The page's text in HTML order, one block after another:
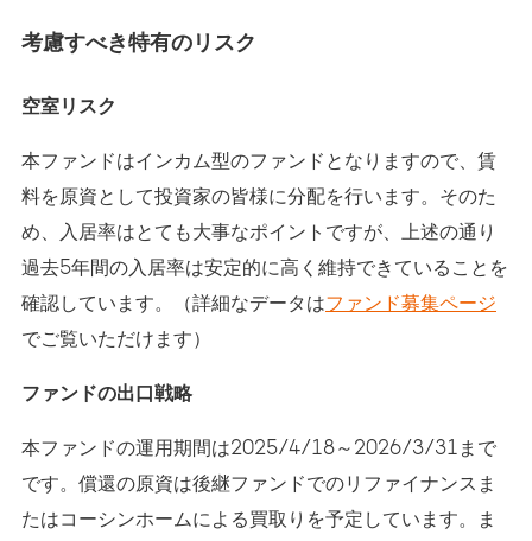
考慮すべき特有のリスク
空室リスク
本ファンドはインカム型のファンドとなりますので、賃
料を原資として投資家の皆様に分配を行います。そのた
め、入居率はとても大事なポイントですが、上述の通り
過去5年間の入居率は安定的に高く維持できていることを
確認しています。（詳細なデータはファンド募集ページ
でご覧いただけます）
ファンドの出口戦略
本ファンドの運用期間は2025/4/18～2026/3/31まで
です。償還の原資は後継ファンドでのリファイナンスま
たはコーシンホームによる買取りを予定しています。ま